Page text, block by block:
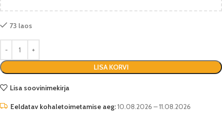
73 laos
LISA KORVI
Lisa soovinimekirja
Eeldatav kohaletoimetamise aeg:10.08.2026 – 11.08.2026